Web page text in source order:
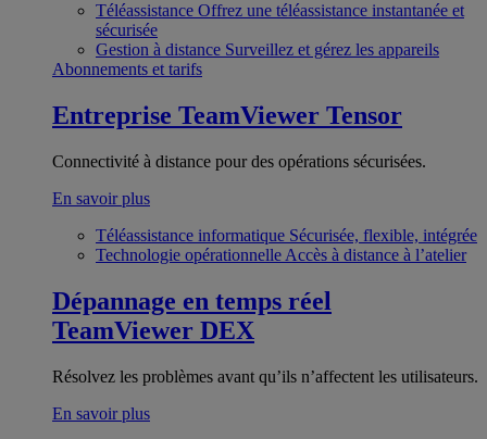
Téléassistance Offrez une téléassistance instantanée et
sécurisée
Gestion à distance Surveillez et gérez les appareils
Abonnements et tarifs
Entreprise TeamViewer Tensor
Connectivité à distance pour des opérations sécurisées.
En savoir plus
Téléassistance informatique Sécurisée, flexible, intégrée
Technologie opérationnelle Accès à distance à l’atelier
Dépannage en temps réel
TeamViewer DEX
Résolvez les problèmes avant qu’ils n’affectent les utilisateurs.
En savoir plus